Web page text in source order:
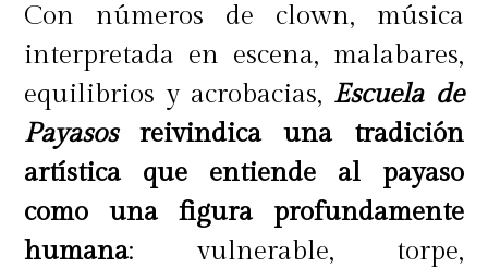
con el entorno y de cuidarnos"
expresó Javiera Sandoval, editora en
Recrea.
Con números de clown, música
interpretada en escena, malabares,
equilibrios y acrobacias, Escuela de
Payasosreivindica una tradición
artística que entiende al payaso
como una figura profundamente
humana: vulnerable, torpe,